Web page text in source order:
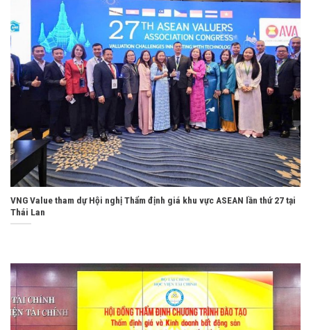
VNG Value tham dự Hội nghị Thẩm định giá khu vực ASEAN lần thứ 27 tại
Thái Lan